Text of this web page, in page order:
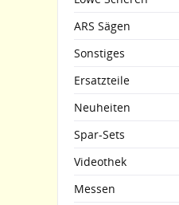
ARS Sägen
Sonstiges
Ersatzteile
Neuheiten
Spar-Sets
Videothek
Messen